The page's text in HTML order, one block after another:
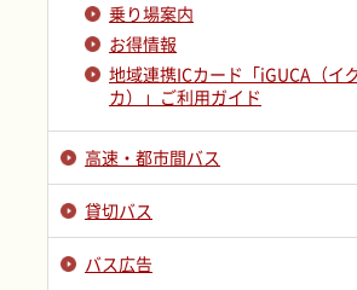
乗り場案内
お得情報
地域連携ICカード「iGUCA（イ
カ）」ご利用ガイド
高速・都市間バス
貸切バス
バス広告